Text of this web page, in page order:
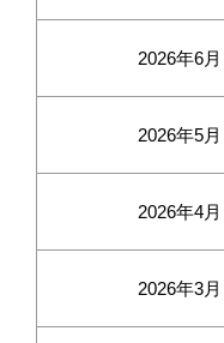
2026年6月
2026年5月
2026年4月
2026年3月